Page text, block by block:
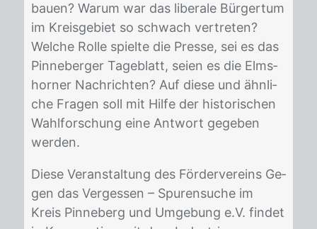
bau­en? War­um war das li­be­ra­le Bür­ger­tum
im Kreis­ge­biet so schwach ver­tre­ten?
Wel­che Rol­le spiel­te die Pres­se, sei es das
Pin­ne­ber­ger Ta­ge­blatt, sei­en es die Elms­
hor­ner Nach­rich­ten? Auf die­se und ähn­li­
che Fra­gen soll mit Hil­fe der his­to­ri­schen
Wahl­for­schung eine Ant­wort ge­ge­ben
wer­den.
Die­se Ver­an­stal­tung des För­der­ver­eins Ge­
gen das Ver­ges­sen – Spu­ren­su­che im
Kreis Pin­ne­berg und Um­ge­bung e.V. fin­det